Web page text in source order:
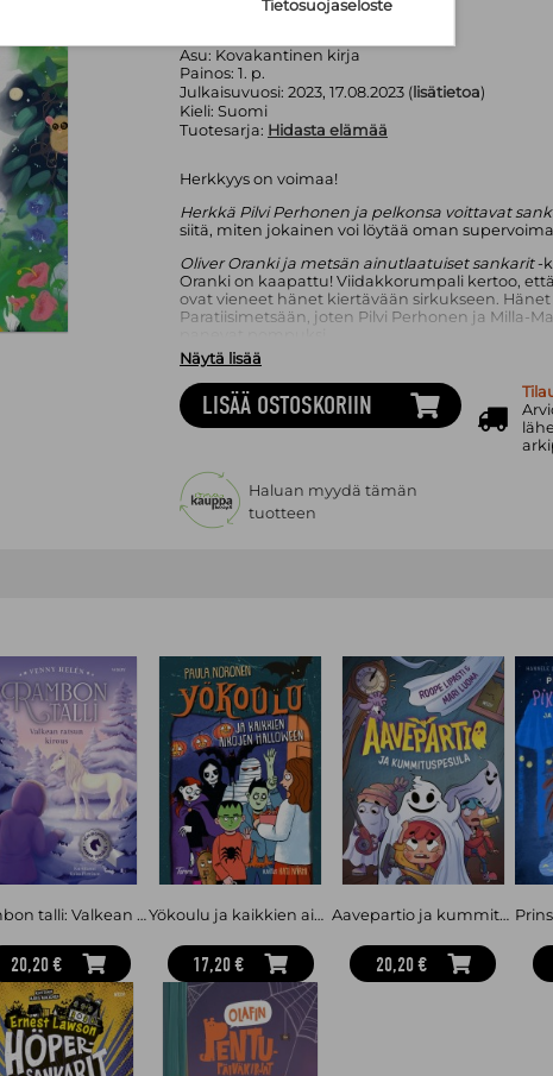
Asu: Kovakantinen kirja
Painos: 1. p.
Julkaisuvuosi: 2023, 17.08.2023 (lisätietoa)
Kieli: Suomi
Tuotesarja: Hidasta elämää
Herkkyys on voimaa!
Herkkä Pilvi Perhonen ja pelkonsa voittavat
siitä, miten jokainen voi löytää oman
Oliver Oranki ja metsän ainutlaatuiset sankarit-
Oranki on kaapattu! Viidakkorumpali kertoo,
ovat vieneet hänet kiertävään sirkukseen.
Paratiisimetsään, joten Pilvi Perhonen ja Milla-
Pelastusretken aikana Pilvi ja Milla-Maria
joista kukin kamppailee omien
jokaisesta kohtaamisesta uutta, ja
koskettava ja ikimuistoinen.
toinen Hidasta elämää -
Perhonen ja pelkonsa voittavat sankarit
Herkkyys on voimavara, ja peloista luopumalla
supervoimansa. Kun uskallamme luottaa
voittamattomia! Satu Kontisen ihastuttavasti
Näytä lisää
LISÄÄ OSTOSKORIIN
Haluan myydä tämän
tuotteen
Rambon talli: Valkean ratsun kirous
20,20 €
Yökoulu ja kaikkien aikojen halloween
17,20 €
Aavepartio ja kummituspesula
20,20 €
Tietosuojaseloste